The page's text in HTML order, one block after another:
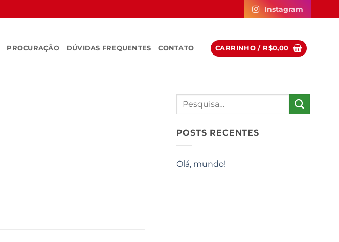
Instagram
PROCURAÇÃO DÚVIDAS FREQUENTES CONTATO CARRINHO / R$0,00
POSTS RECENTES
Olá, mundo!